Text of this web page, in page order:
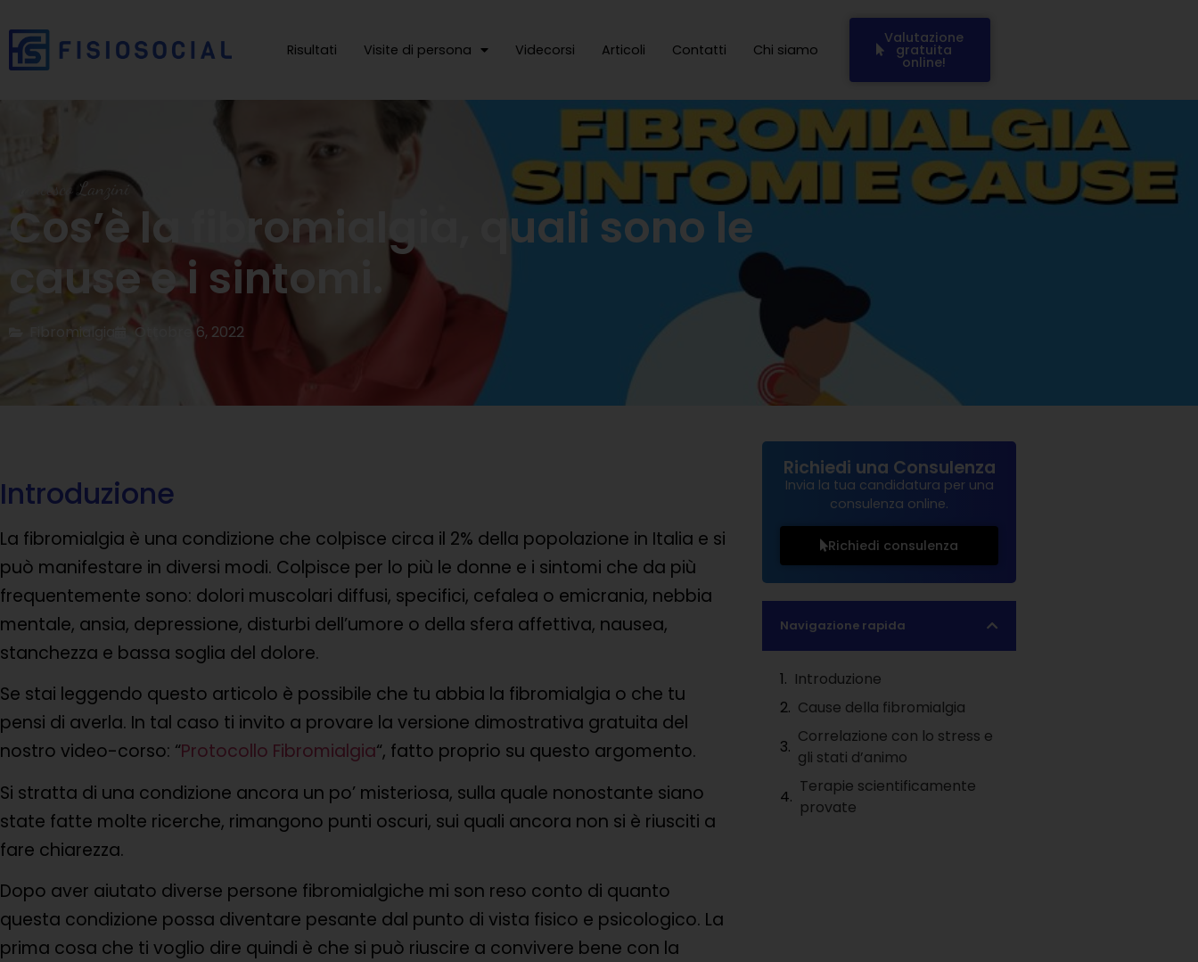
Risultati Visite di persona Videcorsi Articoli Contatti Chi siamo
Valutazione
gratuita
online!
Francesco Lanzini
Cos’è la fibromialgia, quali sono le
cause e i sintomi.
Fibromialgia Ottobre 6, 2022
Introduzione
La fibromialgia è una condizione che colpisce circa il 2% della popolazione in Italia e si
può manifestare in diversi modi. Colpisce per lo più le donne e i sintomi che da più
frequentemente sono: dolori muscolari diffusi, specifici, cefalea o emicrania, nebbia
mentale, ansia, depressione, disturbi dell’umore o della sfera affettiva, nausea,
stanchezza e bassa soglia del dolore.
Se stai leggendo questo articolo è possibile che tu abbia la fibromialgia o che tu
pensi di averla. In tal caso ti invito a provare la versione dimostrativa gratuita del
nostro video-corso: “Protocollo Fibromialgia“, fatto proprio su questo argomento.
Si stratta di una condizione ancora un po’ misteriosa, sulla quale nonostante siano
state fatte molte ricerche, rimangono punti oscuri, sui quali ancora non si è riusciti a
fare chiarezza.
Dopo aver aiutato diverse persone fibromialgiche mi son reso conto di quanto
questa condizione possa diventare pesante dal punto di vista fisico e psicologico. La
prima cosa che ti voglio dire quindi è che si può riuscire a convivere bene con la
Richiedi una Consulenza
Invia la tua candidatura per una
consulenza online.
Richiedi consulenza
Navigazione rapida
Introduzione
Cause della fibromialgia
Correlazione con lo stress e
gli stati d’animo
Terapie scientificamente
provate